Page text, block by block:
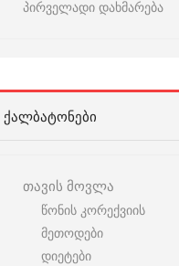
პირველადი დახმარება
ᲥᲐᲚᲑᲐᲢᲝᲜᲔᲑᲘ
თავის მოვლა
წონის კორექვიის
მეთოდები
დიეტები